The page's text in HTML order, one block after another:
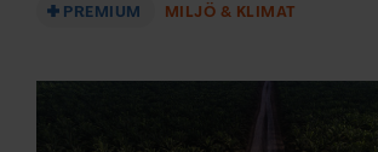
PREMIUM MILJÖ & KLIMAT